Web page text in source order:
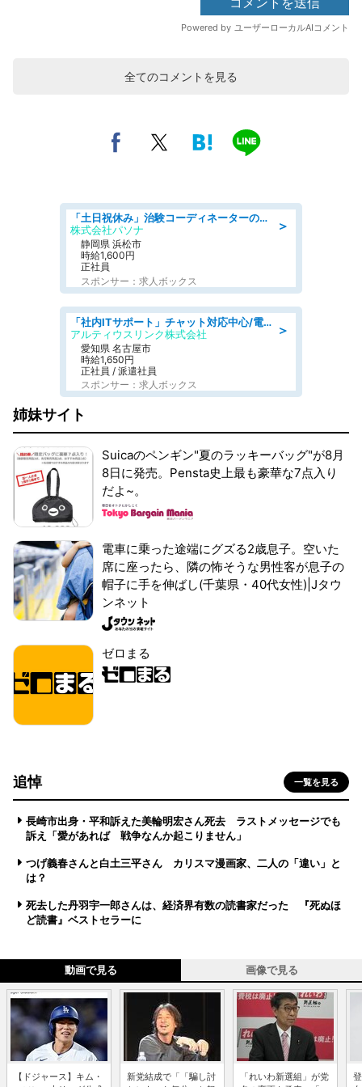
全てのコメントを見る
＞
「土日祝休み」治験コーディネーターのお仕事/未経験OK
株式会社パソナ
静岡県 浜松市
時給1,600円
正社員
スポンサー：求人ボックス
＞
「社内ITサポート」チャット対応中心/電話少なめ/土日祝休/名古屋市港区
アルティウスリンク株式会社
愛知県 名古屋市
時給1,650円
正社員 / 派遣社員
スポンサー：求人ボックス
姉妹サイト
Suicaのペンギン"夏のラッキーバッグ"が8月
8日に発売。Pensta史上最も豪華な7点入り
だよ~。
電車に乗った途端にグズる2歳息子。空いた
席に座ったら、隣の怖そうな男性客が息子の
帽子に手を伸ばし(千葉県・40代女性)|Jタウ
ンネット
ゼロまる
追悼 一覧を見る
長崎市出身・平和訴えた美輪明宏さん死去 ラストメッセージでも
訴え「愛があれば 戦争なんか起こりません」
つげ義春さんと白土三平さん カリスマ漫画家、二人の「違い」と
は？
死去した丹羽宇一郎さんは、経済界有数の読書家だった 『死ぬほ
ど読書』ベストセラーに
動画で見る 画像で見る
【ドジャース】キム・
新党結成で「「騙し討
「れいわ新選組」が党